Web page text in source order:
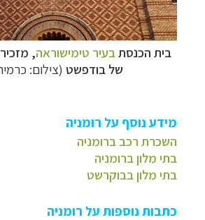
בית הכנסתבעיר טימישוראה,
של בודפשט (צילום:
מידע נוסף על רומניה
השכרת רכב ברומניה
בתי מלון ברומניה
בתי מלון בבוקרשט
כתבות נוספות על רומניה